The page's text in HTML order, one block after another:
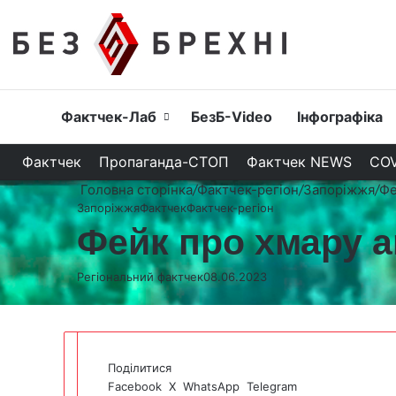
Головна
Фактчек-Лаб БезБ-Video Інфографіка
Фактчек Пропаганда-СТОП Фактчек NEWS
Головна сторінка/Фактчек-регіон/Запоріжжя/
ЗапоріжжяФактчекФактчек-регіон
Фейк про хмару
Регіональний фактчек08.06.2023
Поділитися
Facebook X WhatsApp Telegram